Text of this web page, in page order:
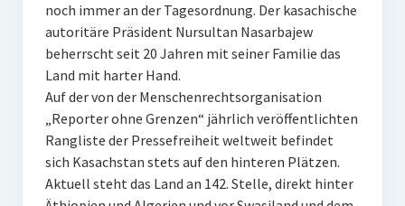
noch immer an der Tagesordnung. Der kasachische
autoritäre Präsident Nursultan Nasarbajew
beherrscht seit 20 Jahren mit seiner Familie das
Land mit harter Hand.
Auf der von der Menschenrechtsorganisation
„Reporter ohne Grenzen“ jährlich veröffentlichten
Rangliste der Pressefreiheit weltweit befindet
sich Kasachstan stets auf den hinteren Plätzen.
Aktuell steht das Land an 142. Stelle, direkt hinter